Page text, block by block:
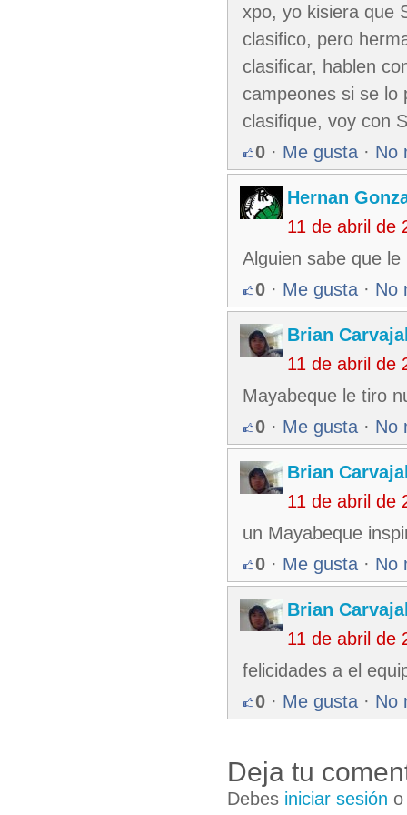
xpo, yo kisiera que
clasifico, pero
clasificar, hablen
campeones si se
clasifique, voy con
0 · Me gusta · No
Hernan
11 de abril de
Alguien sabe que
0 · Me gusta · No
Brian
11 de abril de
Mayabeque le tiro
0 · Me gusta · No
Brian
11 de abril de
un Mayabeque
0 · Me gusta · No
Brian
11 de abril de
felicidades a el
0 · Me gusta · No
Deja tu
Debes iniciar sesión